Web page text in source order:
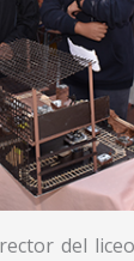
del